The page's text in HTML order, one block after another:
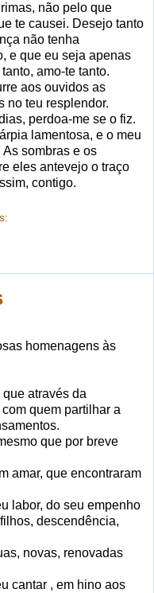
não pelo que
te causei. Desejo tanto
não tenha
e que eu seja apenas
amo-te tanto.
aos ouvidos as
no teu resplendor.
perdoa-me se o fiz.
lamentosa, e o meu
sombras e os
eles antevejo o traço
contigo.
homenagens às
através da
quem partilhar a
que por breve
amar, que encontraram
labor, do seu empenho
descendência,
novas, renovadas
cantar , em hino aos